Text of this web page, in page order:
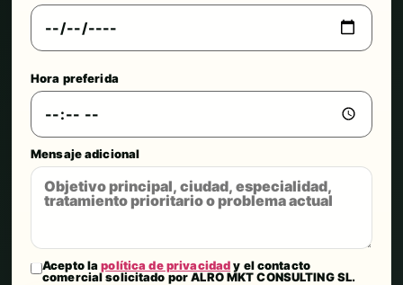
Hora preferida
Mensaje adicional
Acepto lapolítica de privacidady el contacto
comercial solicitado por ALRO MKT CONSULTING SL.